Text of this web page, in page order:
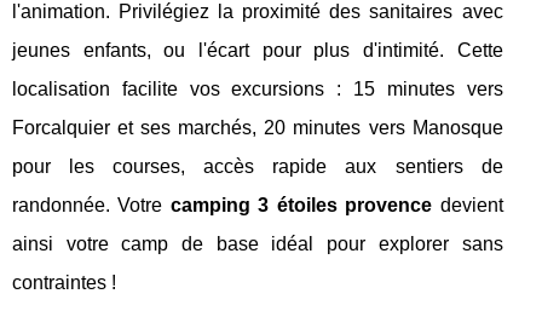
l'animation. Privilégiez la proximité des sanitaires avec
jeunes enfants, ou l'écart pour plus d'intimité. Cette
localisation facilite vos excursions : 15 minutes vers
Forcalquier et ses marchés, 20 minutes vers Manosque
pour les courses, accès rapide aux sentiers de
randonnée. Votre camping 3 étoiles provence devient
ainsi votre camp de base idéal pour explorer sans
contraintes !